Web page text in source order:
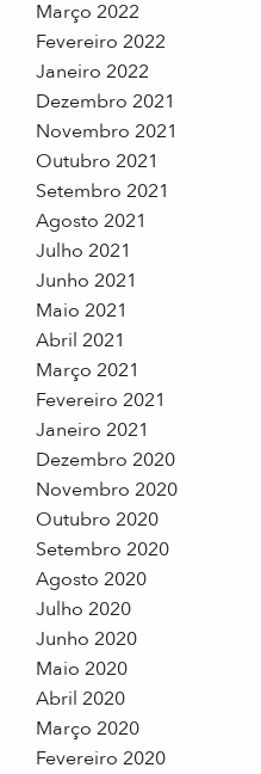
Março 2022
Fevereiro 2022
Janeiro 2022
Dezembro 2021
Novembro 2021
Outubro 2021
Setembro 2021
Agosto 2021
Julho 2021
Junho 2021
Maio 2021
Abril 2021
Março 2021
Fevereiro 2021
Janeiro 2021
Dezembro 2020
Novembro 2020
Outubro 2020
Setembro 2020
Agosto 2020
Julho 2020
Junho 2020
Maio 2020
Abril 2020
Março 2020
Fevereiro 2020